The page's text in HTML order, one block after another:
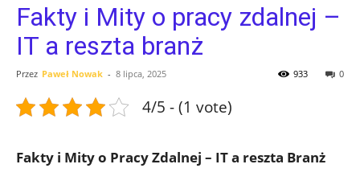
Fakty i Mity o pracy zdalnej –
IT a reszta branż
Przez Paweł Nowak - 8 lipca, 2025 0
933
4/5 - (1 vote)
Fakty ⁢i Mity ‍o Pracy Zdalnej – IT a reszta Branż